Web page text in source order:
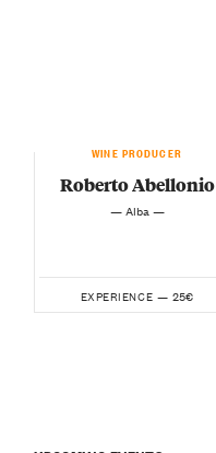
WINE PRODUCER
Roberto Abellonio
— Alba —
EXPERIENCE — 25€